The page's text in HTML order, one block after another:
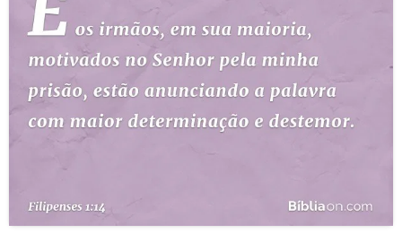
ESTUDOS BÍBLICOS
TEMAS
TERMO BÍBLICO